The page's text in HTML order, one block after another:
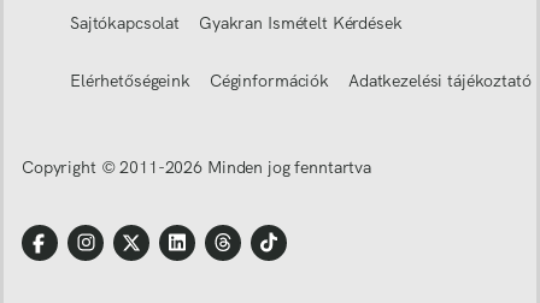
Sajtókapcsolat Gyakran Ismételt Kérdések
Elérhetőségeink Céginformációk Adatkezelési tájékoztató
Copyright © 2011-2026 Minden jog fenntartva